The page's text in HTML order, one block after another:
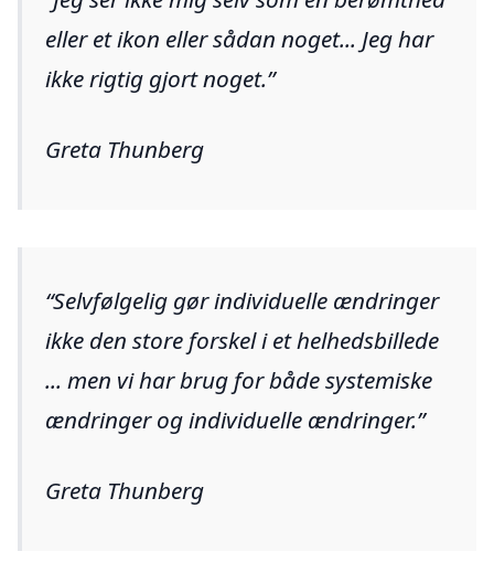
eller et ikon eller sådan noget... Jeg har
ikke rigtig gjort noget.
Greta Thunberg
Selvfølgelig gør individuelle ændringer
ikke den store forskel i et helhedsbillede
... men vi har brug for både systemiske
ændringer og individuelle ændringer.
Greta Thunberg